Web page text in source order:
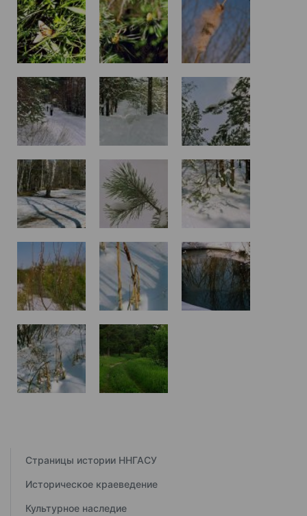
Страницы истории ННГАСУ
Историческое краеведение
Культурное наследие